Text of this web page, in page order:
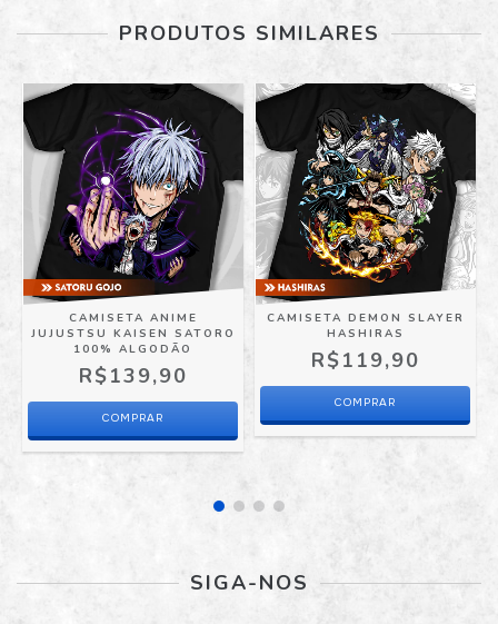
PRODUTOS SIMILARES
CAMISETA ANIME
JUJUSTSU KAISEN SATORO
100% ALGODÃO
R$139,90
COMPRAR
CAMISETA DEMON SLAYER
HASHIRAS
R$119,90
COMPRAR
SIGA-NOS